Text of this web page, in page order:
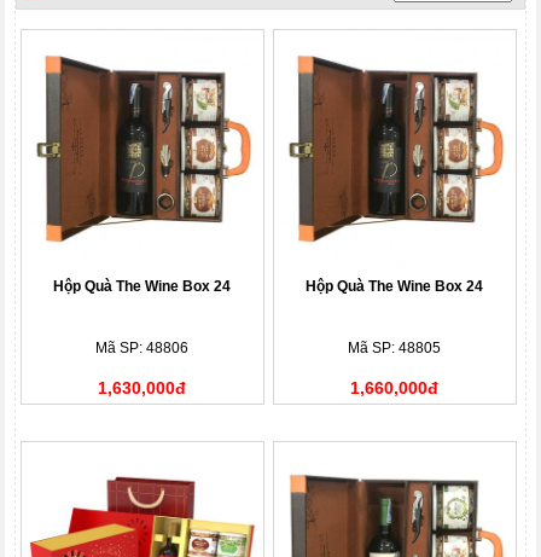
Hộp Quà The Wine Box 24
Mã SP: 48806
1,630,000đ
Hộp Quà The Wine Box 24
Mã SP: 48805
1,660,000đ